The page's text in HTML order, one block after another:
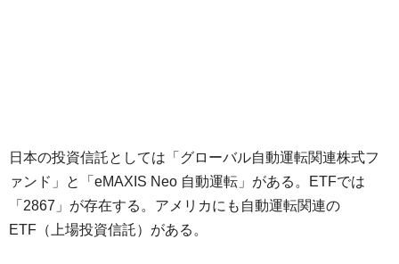
日本の投資信託としては「グローバル自動運転関連株式フ
ァンド」と「eMAXIS Neo 自動運転」がある。ETFでは
「2867」が存在する。アメリカにも自動運転関連の
ETF（上場投資信託）がある。